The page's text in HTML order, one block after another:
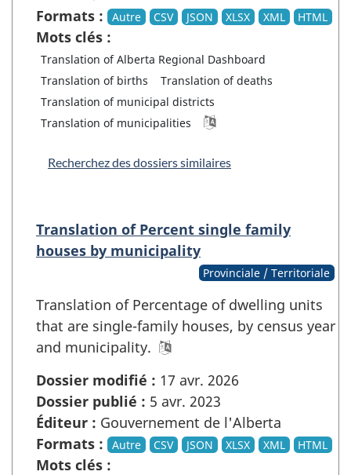
Formats :
Autre CSV JSON XLSX XML HTML
Mots clés :
Translation of Alberta Regional Dashboard
Translation of births
Translation of deaths
Translation of municipal districts
Translation of municipalities
Recherchez des dossiers similaires
Translation of Percent single family
houses by municipality
Provinciale / Territoriale
Translation of Percentage of dwelling units
that are single-family houses, by census year
and municipality.
Dossier modifié : 17 avr. 2026
Dossier publié : 5 avr. 2023
Éditeur : Gouvernement de l'Alberta
Formats :
Autre CSV JSON XLSX XML HTML
Mots clés :